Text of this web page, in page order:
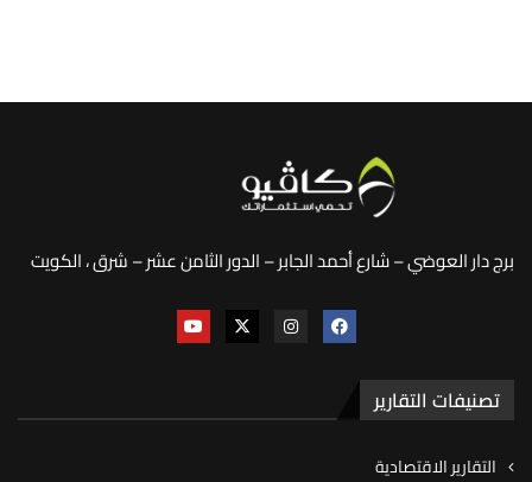
برج دار العوضي – شارع أحمد الجابر – الدور الثامن عشر – شرق ، الكويت
تصنيفات التقارير
التقارير الاقتصادية